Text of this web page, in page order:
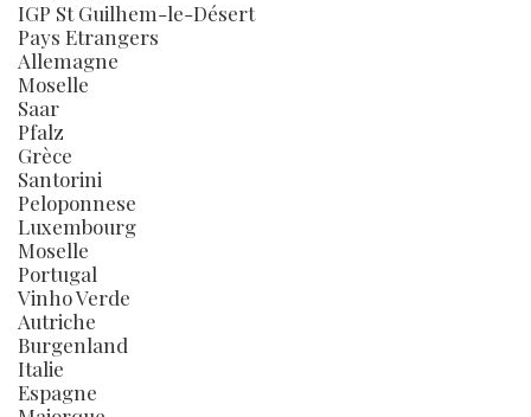
IGP St Guilhem-le-Désert
Pays Etrangers
Allemagne
Moselle
Saar
Pfalz
Grèce
Santorini
Peloponnese
Luxembourg
Moselle
Portugal
Vinho Verde
Autriche
Burgenland
Italie
Espagne